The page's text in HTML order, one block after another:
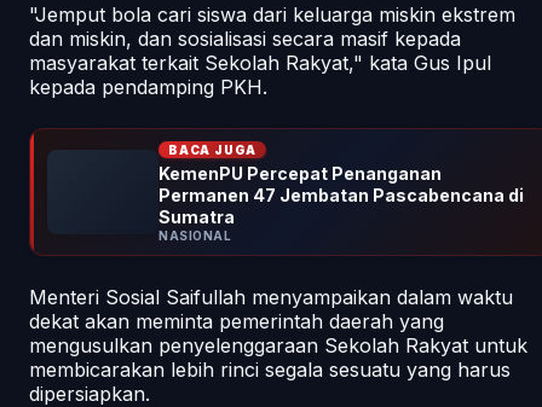
"Jemput bola cari siswa dari keluarga miskin ekstrem
dan miskin, dan sosialisasi secara masif kepada
masyarakat terkait Sekolah Rakyat," kata Gus Ipul
kepada pendamping PKH.
BACA JUGA
KemenPU Percepat Penanganan
Permanen 47 Jembatan Pascabencana di
Sumatra
NASIONAL
Menteri Sosial Saifullah menyampaikan dalam waktu
dekat akan meminta pemerintah daerah yang
mengusulkan penyelenggaraan Sekolah Rakyat untuk
membicarakan lebih rinci segala sesuatu yang harus
dipersiapkan.